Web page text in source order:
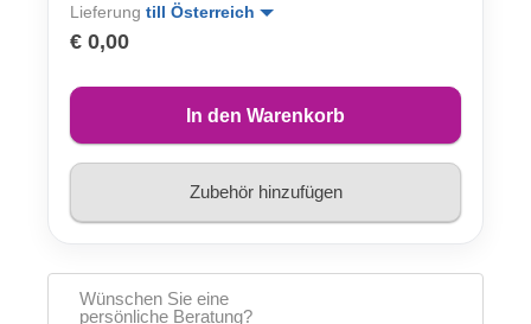
Lieferung till Österreich
€ 0,00
In den Warenkorb
Zubehör hinzufügen
Wünschen Sie eine
persönliche Beratung?